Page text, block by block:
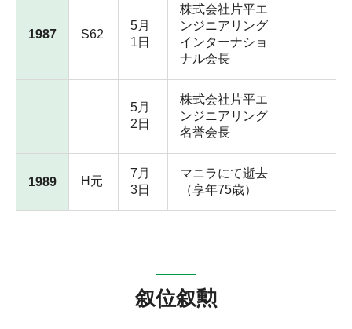
1987 S62
5月
1日
株式会社片平エ
ンジニアリング
インターナショ
ナル会長
5月
2日
株式会社片平エ
ンジニアリング
名誉会長
1989 H元
7月
3日
マニラにて逝去
（享年75歳）
叙位叙勲